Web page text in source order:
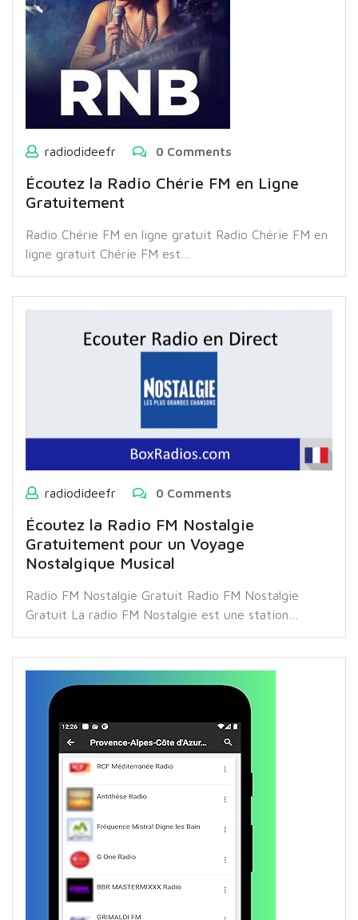
radiodideefr 0 Comments
Écoutez la Radio Chérie FM en Ligne
Gratuitement
Radio Chérie FM en ligne gratuit Radio Chérie FM en
ligne gratuit Chérie FM est…
radiodideefr 0 Comments
Écoutez la Radio FM Nostalgie
Gratuitement pour un Voyage
Nostalgique Musical
Radio FM Nostalgie Gratuit Radio FM Nostalgie
Gratuit La radio FM Nostalgie est une station…